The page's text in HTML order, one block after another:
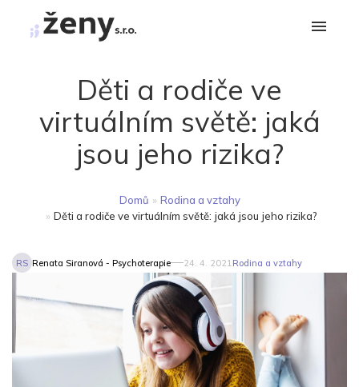
Děti a rodiče ve
virtuálním světě: jaká
jsou jeho rizika?
Domů » Rodina a vztahy
» Děti a rodiče ve virtuálním světě: jaká jsou jeho rizika?
RS Renata Siranová - Psychoterapie 24. 4. 2021 Rodina a vztahy